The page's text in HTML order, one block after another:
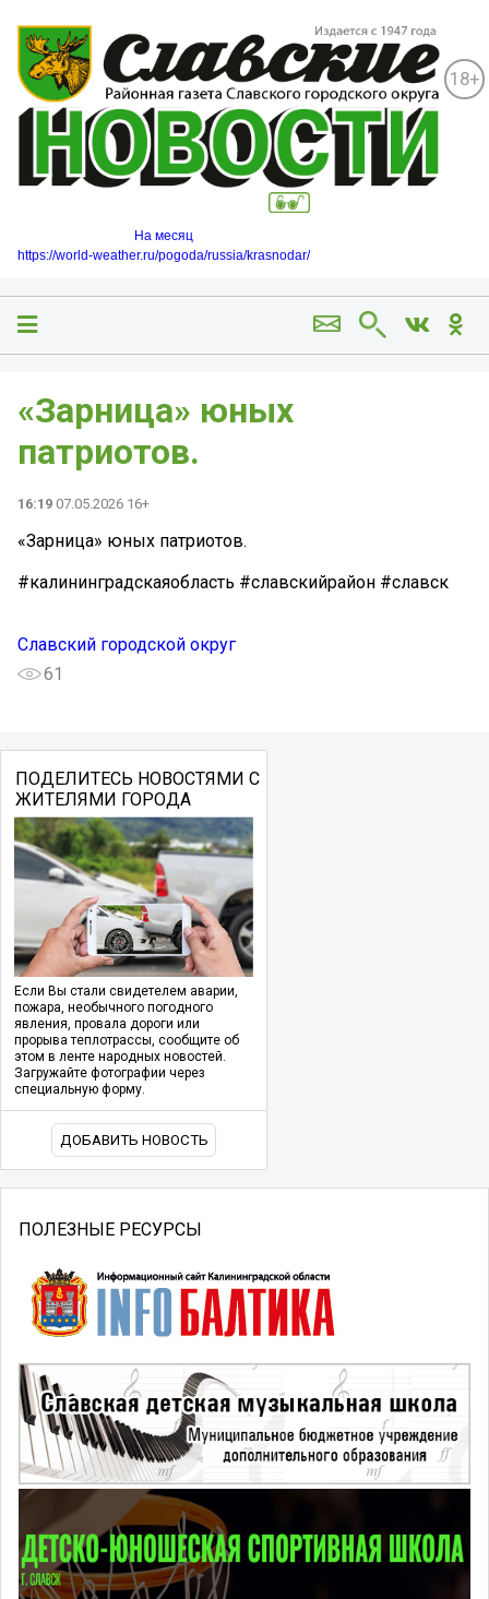
18+
На месяц
https://world-weather.ru/pogoda/russia/krasnodar/
«Зарница» юных
патриотов.
16:19 07.05.2026 16+
«Зарница» юных патриотов.
#калининградскаяобласть #славскийрайон #славск
Славский городской округ
61
ПОДЕЛИТЕСЬ НОВОСТЯМИ С
ЖИТЕЛЯМИ ГОРОДА
Если Вы стали свидетелем аварии,
пожара, необычного погодного
явления, провала дороги или
прорыва теплотрассы, сообщите об
этом в ленте народных новостей.
Загружайте фотографии через
специальную форму.
ДОБАВИТЬ НОВОСТЬ
ПОЛЕЗНЫЕ РЕСУРСЫ